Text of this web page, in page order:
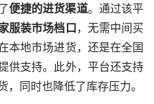
便捷的进货渠道。通过该平
服装市场档口，无需中间买
本地市场进货，还是在全国
供支持。此外，平台还支持
，同时也降低了库存压力。